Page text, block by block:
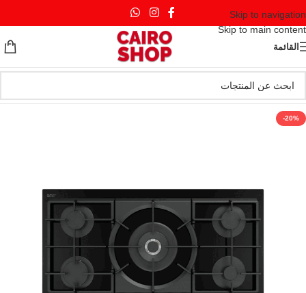
Skip to navigation
Skip to main content
القائمة
-20%